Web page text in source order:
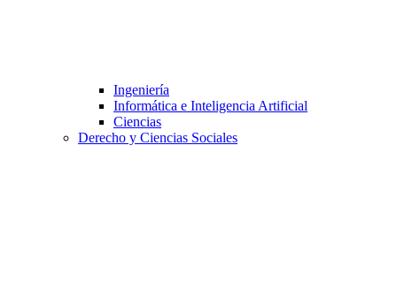
Ingeniería
Informática e Inteligencia Artificial
Ciencias
Derecho y Ciencias Sociales